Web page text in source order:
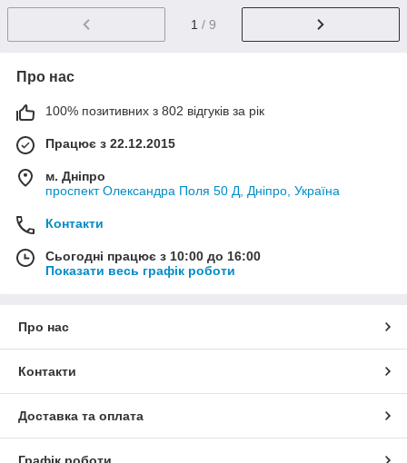
1 / 9
Про нас
100% позитивних з 802 відгуків за рік
Працює з 22.12.2015
м. Дніпро
проспект Олександра Поля 50 Д, Дніпро, Україна
Контакти
Сьогодні працює з 10:00 до 16:00
Показати весь графік роботи
Про нас
Контакти
Доставка та оплата